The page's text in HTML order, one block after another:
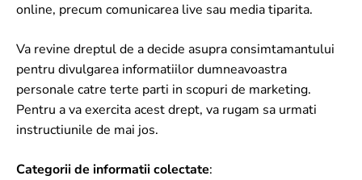
online, precum comunicarea live sau media tiparita.
Va revine dreptul de a decide asupra consimtamantului
pentru divulgarea informatiilor dumneavoastra
personale catre terte parti in scopuri de marketing.
Pentru a va exercita acest drept, va rugam sa urmati
instructiunile de mai jos.
Categorii de informatii colectate: